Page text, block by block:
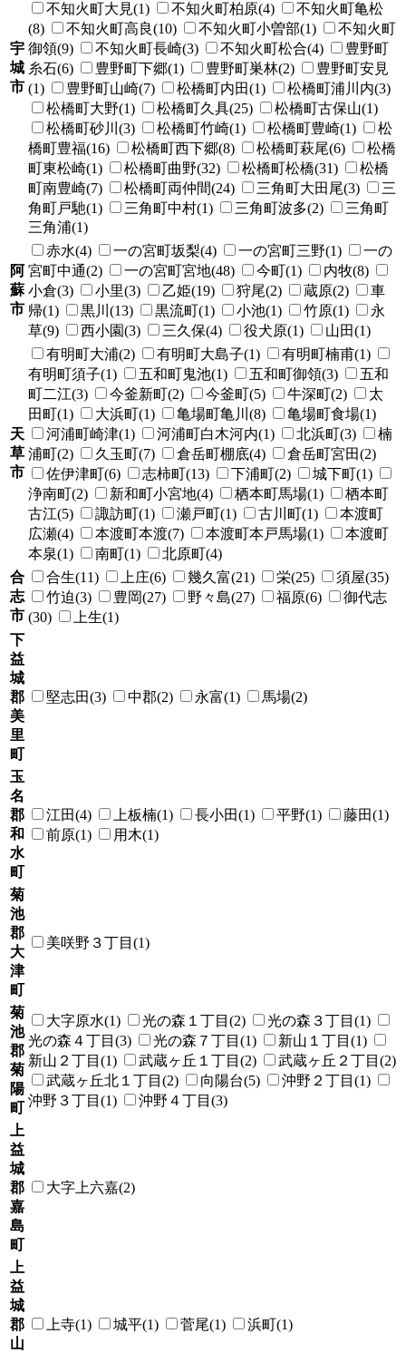
宇
城
市
不知火町大見(1)
不知火町柏原(4)
不知火町亀松
(8)
不知火町高良(10) 不知火町小曽部(1)
不知火町
御領(9)
不知火町長崎(3) 不知火町松合(4)
豊野町
糸石(6)
豊野町下郷(1) 豊野町巣林(2)
豊野町安見
(1)
豊野町山崎(7) 松橋町内田(1)
松橋町浦川内(3)
松橋町大野(1)
松橋町久具(25)
松橋町古保山(1)
松橋町砂川(3)
松橋町竹崎(1) 松橋町豊崎(1)
松
橋町豊福(16)
松橋町西下郷(8) 松橋町萩尾(6)
松橋
町東松崎(1)
松橋町曲野(32) 松橋町松橋(31)
松橋
町南豊崎(7)
松橋町両仲間(24) 三角町大田尾(3)
三
角町戸馳(1)
三角町中村(1) 三角町波多(2)
三角町
三角浦(1)
阿
蘇
市
赤水(4) 一の宮町坂梨(4) 一の宮町三野(1)
一の
宮町中通(2)
一の宮町宮地(48) 今町(1)
内牧(8)
小倉(3)
小里(3) 乙姫(19) 狩尾(2) 蔵原(2)
車
帰(1)
黒川(13) 黒流町(1) 小池(1) 竹原(1)
永
草(9)
西小園(3) 三久保(4) 役犬原(1) 山田(1)
天
草
市
有明町大浦(2) 有明町大島子(1)
有明町楠甫(1)
有明町須子(1)
五和町鬼池(1) 五和町御領(3)
五和
町二江(3)
今釜新町(2) 今釜町(5) 牛深町(2)
太
田町(1)
大浜町(1) 亀場町亀川(8)
亀場町食場(1)
河浦町崎津(1)
河浦町白木河内(1) 北浜町(3)
楠
浦町(2)
久玉町(7) 倉岳町棚底(4)
倉岳町宮田(2)
佐伊津町(6)
志柿町(13) 下浦町(2)
城下町(1)
浄南町(2)
新和町小宮地(4) 栖本町馬場(1)
栖本町
古江(5)
諏訪町(1) 瀬戸町(1) 古川町(1)
本渡町
広瀬(4)
本渡町本渡(7) 本渡町本戸馬場(1)
本渡町
本泉(1)
南町(1)
北原町(4)
合
志
市
合生(11) 上庄(6) 幾久富(21) 栄(25)
須屋(35)
竹迫(3)
豊岡(27) 野々島(27) 福原(6)
御代志
(30)
上生(1)
下
益
城
郡
美
里
町
堅志田(3) 中郡(2) 永富(1) 馬場(2)
玉
名
郡
和
水
町
江田(4) 上板楠(1) 長小田(1) 平野(1)
藤田(1)
前原(1)
用木(1)
菊
池
郡
大
津
町
美咲野３丁目(1)
菊
池
郡
菊
陽
町
大字原水(1) 光の森１丁目(2)
光の森３丁目(1)
光の森４丁目(3)
光の森７丁目(1)
新山１丁目(1)
新山２丁目(1)
武蔵ヶ丘１丁目(2)
武蔵ヶ丘２丁目(2)
武蔵ヶ丘北１丁目(2)
向陽台(5)
沖野２丁目(1)
沖野３丁目(1)
沖野４丁目(3)
上
益
城
郡
嘉
島
町
大字上六嘉(2)
上
益
城
郡
山
上寺(1) 城平(1) 菅尾(1) 浜町(1)